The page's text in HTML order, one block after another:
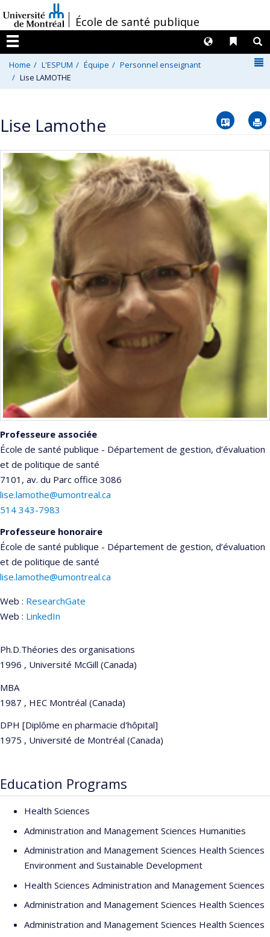
au
contenu
/École de santé publique
Menu
Liens
Langues
Home L'ESPUM Équipe
Personnel enseignant
Lise LAMOTHE
Lise Lamothe Vcard
Professeure associée
École de santé publique - Département de gestion, d’évaluation
et de politique de santé
7101, av. du Parc office 3086
lise.lamothe@umontreal.ca
514 343-7983
Professeure honoraire
École de santé publique - Département de gestion, d’évaluation
et de politique de santé
lise.lamothe@umontreal.ca
Web : ResearchGate
Web : LinkedIn
Ph.D.Théories des organisations
1996 , Université McGill (Canada)
MBA
1987 , HEC Montréal (Canada)
DPH [Diplôme en pharmacie d'hôpital]
1975 , Université de Montréal (Canada)
Education Programs
Health Sciences
Administration and Management Sciences Humanities
Administration and Management Sciences Health Sciences
Environment and Sustainable Development
Health Sciences Administration and Management Sciences
Administration and Management Sciences Health Sciences
Administration and Management Sciences Health Sciences